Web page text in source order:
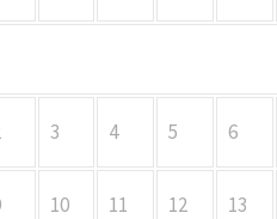
3 4 5 6
10 11 12 13